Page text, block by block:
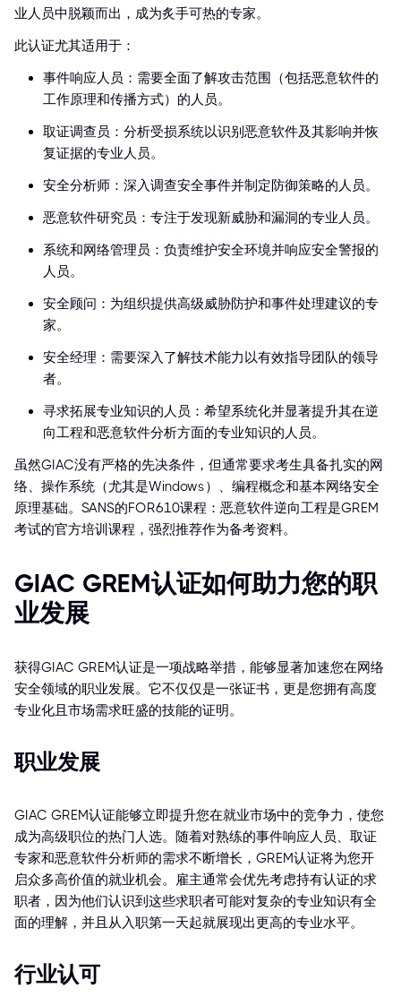
业人员中脱颖而出，成为炙手可热的专家。
此认证尤其适用于：
事件响应人员：需要全面了解攻击范围（包括恶意软件的
工作原理和传播方式）的人员。
取证调查员：分析受损系统以识别恶意软件及其影响并恢
复证据的专业人员。
安全分析师：深入调查安全事件并制定防御策略的人员。
恶意软件研究员：专注于发现新威胁和漏洞的专业人员。
系统和网络管理员：负责维护安全环境并响应安全警报的
人员。
安全顾问：为组织提供高级威胁防护和事件处理建议的专
家。
安全经理：需要深入了解技术能力以有效指导团队的领导
者。
寻求拓展专业知识的人员：希望系统化并显著提升其在逆
向工程和恶意软件分析方面的专业知识的人员。
虽然GIAC没有严格的先决条件，但通常要求考生具备扎实的网
络、操作系统（尤其是Windows）、编程概念和基本网络安全
原理基础。SANS的FOR610课程：恶意软件逆向工程是GREM
考试的官方培训课程，强烈推荐作为备考资料。
GIAC GREM认证如何助力您的职
业发展
获得GIAC GREM认证是一项战略举措，能够显著加速您在网络
安全领域的职业发展。它不仅仅是一张证书，更是您拥有高度
专业化且市场需求旺盛的技能的证明。
职业发展
GIAC GREM认证能够立即提升您在就业市场中的竞争力，使您
成为高级职位的热门人选。随着对熟练的事件响应人员、取证
专家和恶意软件分析师的需求不断增长，GREM认证将为您开
启众多高价值的就业机会。雇主通常会优先考虑持有认证的求
职者，因为他们认识到这些求职者可能对复杂的专业知识有全
面的理解，并且从入职第一天起就展现出更高的专业水平。
行业认可